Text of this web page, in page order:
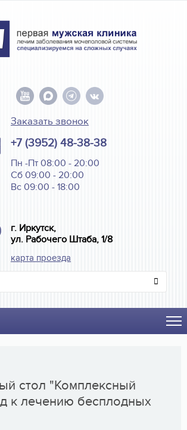
Заказать звонок
+7 (3952) 48-38-38
Пн -Пт 08:00 - 20:00
Сб 09:00 - 20:00
Вс 09:00 - 18:00
г. Иркутск,
ул. Рабочего Штаба, 1/8
карта проезда
стол "Комплексный
к лечению бесплодных